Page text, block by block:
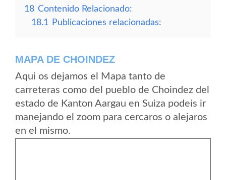
18 Contenido Relacionado:
18.1
Publicaciones relacionadas:
MAPA DE CHOINDEZ
Aqui os dejamos el Mapa tanto de
carreteras como del pueblo de Choindez del
estado de Kanton Aargau en Suiza podeis ir
manejando el zoom para cercaros o alejaros
en el mismo.